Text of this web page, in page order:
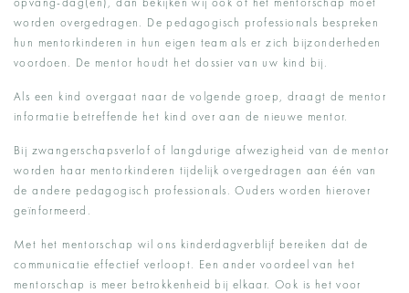
worden overgedragen. De pedagogisch professionals bespreken
hun mentorkinderen in hun eigen team als er zich bijzonderheden
voordoen. De mentor houdt het dossier van uw kind bij.
Als een kind overgaat naar de volgende groep, draagt de mentor
informatie betreffende het kind over aan de nieuwe mentor.
Bij zwangerschapsverlof of langdurige afwezigheid van de mentor
worden haar mentorkinderen tijdelijk overgedragen aan één van
de andere pedagogisch professionals. Ouders worden hierover
geïnformeerd.
Met het mentorschap wil ons kinderdagverblijf bereiken dat de
communicatie effectief verloopt. Een ander voordeel van het
mentorschap is meer betrokkenheid bij elkaar. Ook is het voor